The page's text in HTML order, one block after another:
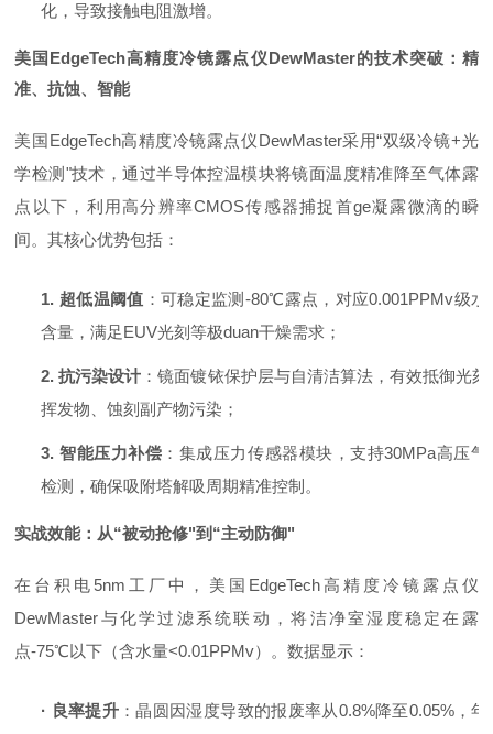
化，导致接触电阻激增。
美国 EdgeTech高精度冷镜露点仪DewMaster的技术突破：精
准、抗蚀、智能
美国EdgeTech高精度冷镜露点仪DewMaster采用“双级冷镜+光
学检测"技术，通过半导体控温模块将镜面温度精准降至气体露
点以下，利用高分辨率CMOS传感器捕捉首ge凝露微滴的瞬
间。其核心优势包括：
1. 超低温阈值 ：可稳定监测 -80℃露点，对应0.001PPMv级水
含量，满足EUV光刻等极duan干燥需求；
2.抗污染设计 ：镜面镀铱保护层与自清洁算法，有效抵御光刻
挥发物、蚀刻副产物污染；
3. 智能压力补偿 ：集成压力传感器模块，支持30MPa高压气
检测，确保吸附塔解吸周期精准控制。
实战效能：从“被动抢修"到“主动防御"
在台积电 5nm工厂中， 美国 EdgeTech高精度冷镜露点仪
DewMaster与化学过滤系统联动，将洁净室湿度稳定在露
点-75℃以下（含水量<0.01PPMv）。数据显示：
· 良率提升 ：晶圆因湿度导致的报废率从0.8%降至0.05%，年